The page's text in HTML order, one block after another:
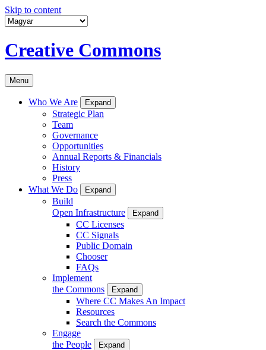
Skip to content
Creative Commons
Menu
Who We Are Expand
Strategic Plan
Team
Governance
Opportunities
Annual Reports & Financials
History
Press
What We Do
Expand
Build
Open Infrastructure
Expand
CC Licenses
CC Signals
Public Domain
Chooser
FAQs
Implement
the Commons
Expand
Where CC Makes An Impact
Resources
Search the Commons
Engage
the People
Expand